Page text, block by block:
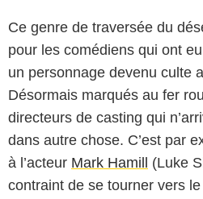
Ce genre de traversée du
pour les comédiens qui ont
un personnage devenu culte
Désormais marqués au fer
directeurs de casting qui
dans autre chose. C’est par
à l’acteur Mark Hamill (Luke
contraint de se tourner vers